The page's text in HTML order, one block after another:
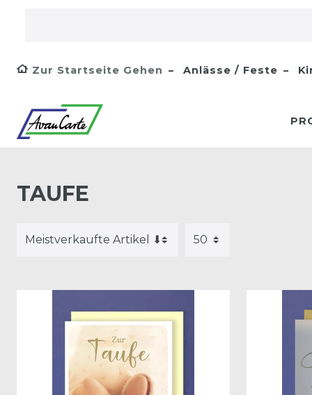
Zur Startseite Gehen Anlässe / Feste
TAUFE